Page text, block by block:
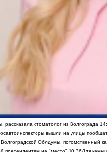
рассказала стоматолог из Волгограда
вышли на улицы
Облдумы, потомственный
претендентам на "место" 10:36Для